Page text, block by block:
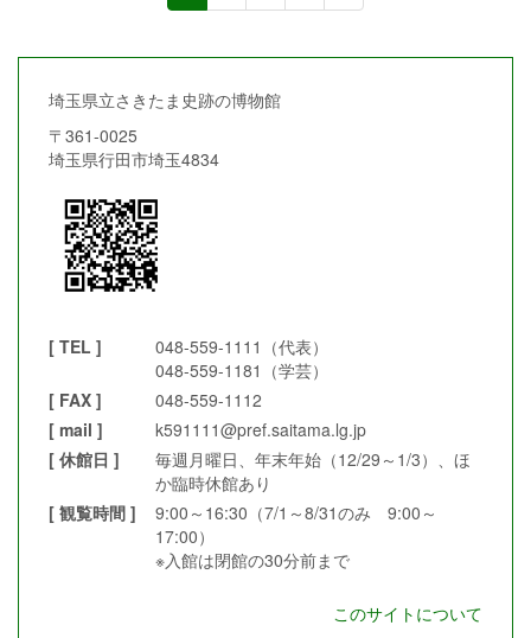
埼玉県立さきたま史跡の博物館
〒361-0025
埼玉県行田市埼玉4834
[ TEL ]
048-559-1111（代表）
048-559-1181（学芸）
[ FAX ]
048-559-1112
[ mail ]
k591111@pref.saitama.lg.jp
[ 休館日 ]
毎週月曜日、年末年始（12/29～1/3）、ほ
か臨時休館あり
[ 観覧時間 ]
9:00～16:30（7/1～8/31のみ 9:00～
17:00）
※入館は閉館の30分前まで
このサイトについて